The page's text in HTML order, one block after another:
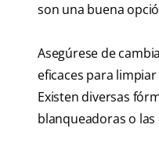
son una buena
Asegúrese de
eficaces para
Existen diversas
blanqueadoras o